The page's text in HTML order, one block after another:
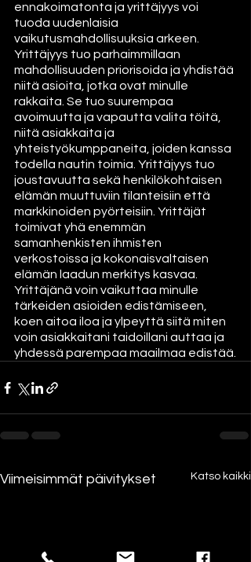
ennakoimatonta ja yrittäjyys voi
tuoda uudenlaisia
vaikutusmahdollisuuksia arkeen.
Yrittäjyys tuo parhaimmillaan
mahdollisuuden priorisoida ja yhdistää
niitä asioita, jotka ovat minulle
rakkaita. Se tuo suurempaa
avoimuutta ja vapautta valita töitä,
niitä asiakkaita ja
yhteistyökumppaneita, joiden kanssa
todella nautin toimia. Yrittäjyys tuo
joustavuutta sekä henkilökohtaisen
elämän muuttuviin tilanteisiin että
markkinoiden pyörteisiin. Yrittäjät
toimivat yhä enemmän
samanhenkisten ihmisten
verkostoissa ja kokonaisvaltaisen
elämän laadun merkitys kasvaa.
Yrittäjänä voin vaikuttaa minulle
tärkeiden asioiden edistämiseen,
koen aitoa iloa ja ylpeyttä siitä miten
voin asiakkaitani taidoillani auttaa ja
yhdessä parempaa maailmaa edistää.
Viimeisimmät päivitykset Katso kaikki